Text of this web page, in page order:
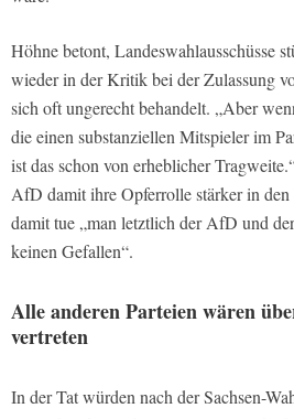
Höhne betont, Landeswahlausschüsse
wieder in der Kritik bei der Zulassung
sich oft ungerecht behandelt. „Aber
die einen substanziellen Mitspieler im
ist das schon von erheblicher
AfD damit ihre Opferrolle stärker in
damit tue „man letztlich der AfD und
keinen Gefallen“.
Alle anderen Parteien wären
vertreten
In der Tat würden nach der Sachsen-